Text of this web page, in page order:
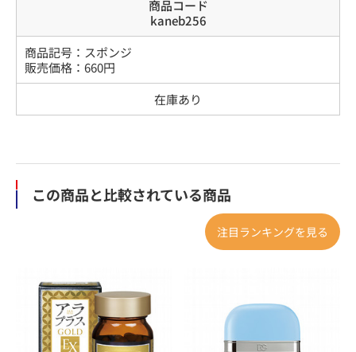
商品コード
kaneb256
商品記号： スポンジ
販売価格： 660円
在庫あり
この商品と比較されている商品
注目ランキングを見る